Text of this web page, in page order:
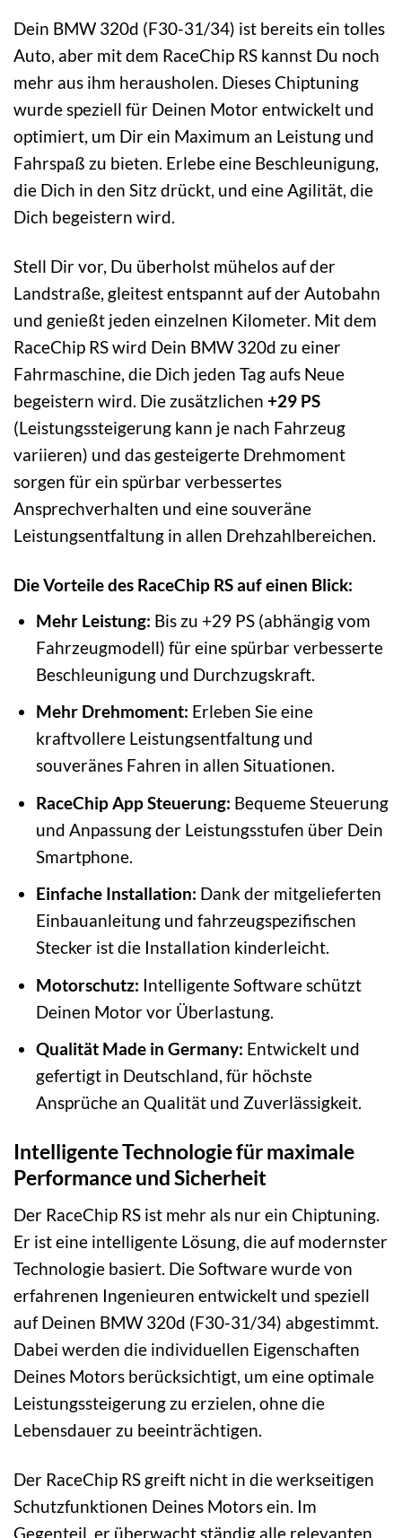
Dein BMW 320d (F30-31/34) ist bereits ein tolles
Auto, aber mit dem RaceChip RS kannst Du noch
mehr aus ihm herausholen. Dieses Chiptuning
wurde speziell für Deinen Motor entwickelt und
optimiert, um Dir ein Maximum an Leistung und
Fahrspaß zu bieten. Erlebe eine Beschleunigung,
die Dich in den Sitz drückt, und eine Agilität, die
Dich begeistern wird.
Stell Dir vor, Du überholst mühelos auf der
Landstraße, gleitest entspannt auf der Autobahn
und genießt jeden einzelnen Kilometer. Mit dem
RaceChip RS wird Dein BMW 320d zu einer
Fahrmaschine, die Dich jeden Tag aufs Neue
begeistern wird. Die zusätzlichen +29 PS
(Leistungssteigerung kann je nach Fahrzeug
variieren) und das gesteigerte Drehmoment
sorgen für ein spürbar verbessertes
Ansprechverhalten und eine souveräne
Leistungsentfaltung in allen Drehzahlbereichen.
Die Vorteile des RaceChip RS auf einen Blick:
Mehr Leistung: Bis zu +29 PS (abhängig vom
Fahrzeugmodell) für eine spürbar verbesserte
Beschleunigung und Durchzugskraft.
Mehr Drehmoment: Erleben Sie eine
kraftvollere Leistungsentfaltung und
souveränes Fahren in allen Situationen.
RaceChip App Steuerung: Bequeme Steuerung
und Anpassung der Leistungsstufen über Dein
Smartphone.
Einfache Installation: Dank der mitgelieferten
Einbauanleitung und fahrzeugspezifischen
Stecker ist die Installation kinderleicht.
Motorschutz: Intelligente Software schützt
Deinen Motor vor Überlastung.
Qualität Made in Germany: Entwickelt und
gefertigt in Deutschland, für höchste
Ansprüche an Qualität und Zuverlässigkeit.
Intelligente Technologie für maximale
Performance und Sicherheit
Der RaceChip RS ist mehr als nur ein Chiptuning.
Er ist eine intelligente Lösung, die auf modernster
Technologie basiert. Die Software wurde von
erfahrenen Ingenieuren entwickelt und speziell
auf Deinen BMW 320d (F30-31/34) abgestimmt.
Dabei werden die individuellen Eigenschaften
Deines Motors berücksichtigt, um eine optimale
Leistungssteigerung zu erzielen, ohne die
Lebensdauer zu beeinträchtigen.
Der RaceChip RS greift nicht in die werkseitigen
Schutzfunktionen Deines Motors ein. Im
Gegenteil, er überwacht ständig alle relevanten